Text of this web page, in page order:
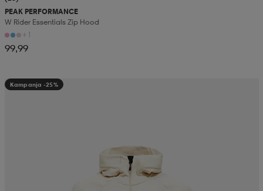
PEAK PERFORMANCE
W Rider Essentials Zip Hood
+1
99,99
Kampanja -25%